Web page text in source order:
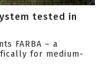
tested in
FARBA – a
for medium-